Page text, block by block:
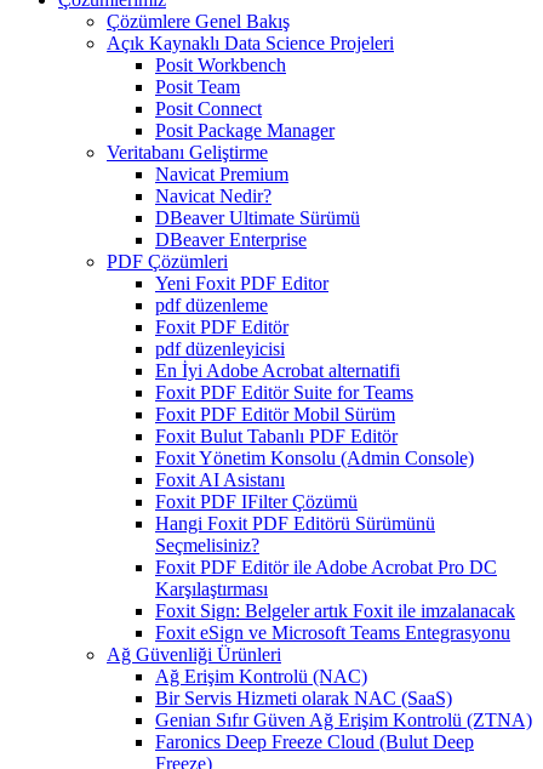
Çözümlere Genel Bakış
Açık Kaynaklı Data Science Projeleri
Posit Workbench
Posit Team
Posit Connect
Posit Package Manager
Veritabanı Geliştirme
Navicat Premium
Navicat Nedir?
DBeaver Ultimate Sürümü
DBeaver Enterprise
PDF Çözümleri
Yeni Foxit PDF Editor
pdf düzenleme
Foxit PDF Editör
pdf düzenleyicisi
En İyi Adobe Acrobat alternatifi
Foxit PDF Editör Suite for Teams
Foxit PDF Editör Mobil Sürüm
Foxit Bulut Tabanlı PDF Editör
Foxit Yönetim Konsolu (Admin Console)
Foxit AI Asistanı
Foxit PDF IFilter Çözümü
Hangi Foxit PDF Editörü Sürümünü
Seçmelisiniz?
Foxit PDF Editör ile Adobe Acrobat Pro DC
Karşılaştırması
Foxit Sign: Belgeler artık Foxit ile imzalanacak
Foxit eSign ve Microsoft Teams Entegrasyonu
Ağ Güvenliği Ürünleri
Ağ Erişim Kontrolü (NAC)
Bir Servis Hizmeti olarak NAC (SaaS)
Genian Sıfır Güven Ağ Erişim Kontrolü (ZTNA)
Faronics Deep Freeze Cloud (Bulut Deep
Freeze)